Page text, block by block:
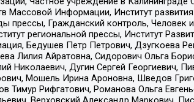
Массовой Информации, Институт
прессы, Гражданский контроль, Человек
региональной прессы, Институт
Бедушев Петр Петрович, Дзугкоева
Лилия Айратовна, Сидорович Ольга
Николаевич, Дугин Сергей Георгиевич,
Мошель Ирина Ароновна, Шведов
Тимур Рифгатович, Романова Ольга